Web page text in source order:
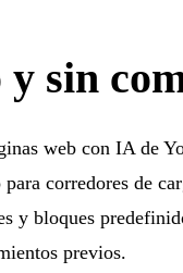
sin
web con IA de
corredores de
y bloques
previos.